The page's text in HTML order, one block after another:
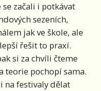
začali i potkávat
sezeních,
jak ve škole, ale
řešit to praxí.
si za chvíli čteme
teorie pochopí sama.
na festivaly dělat